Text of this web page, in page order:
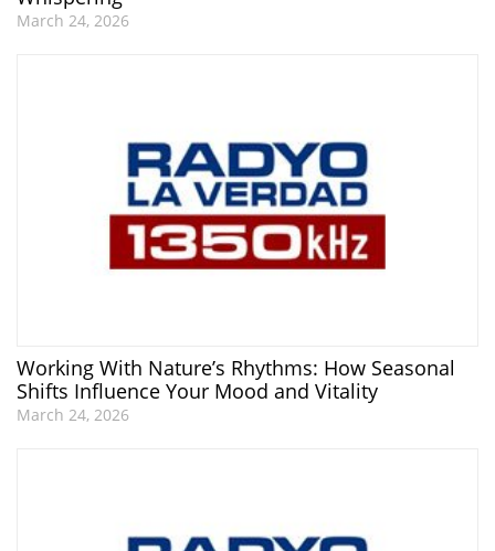
March 24, 2026
Working With Nature’s Rhythms: How Seasonal
Shifts Influence Your Mood and Vitality
March 24, 2026